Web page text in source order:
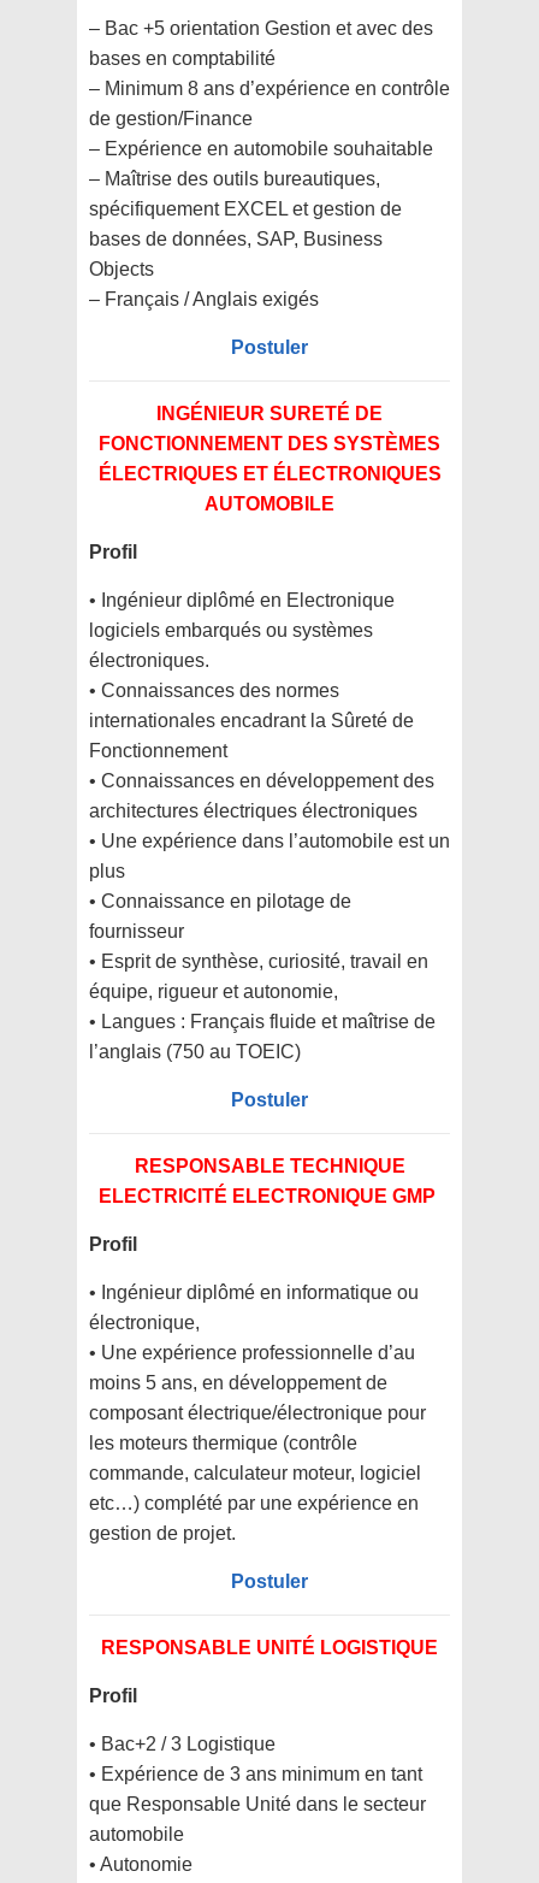
– Bac +5 orientation Gestion et avec des
bases en comptabilité
– Minimum 8 ans d’expérience en contrôle
de gestion/Finance
– Expérience en automobile souhaitable
– Maîtrise des outils bureautiques,
spécifiquement EXCEL et gestion de
bases de données, SAP, Business
Objects
– Français / Anglais exigés
Postuler
INGÉNIEUR SURETÉ DE
FONCTIONNEMENT DES SYSTÈMES
ÉLECTRIQUES ET ÉLECTRONIQUES
AUTOMOBILE
Profil
• Ingénieur diplômé en Electronique
logiciels embarqués ou systèmes
électroniques.
• Connaissances des normes
internationales encadrant la Sûreté de
Fonctionnement
• Connaissances en développement des
architectures électriques électroniques
• Une expérience dans l’automobile est un
plus
• Connaissance en pilotage de
fournisseur
• Esprit de synthèse, curiosité, travail en
équipe, rigueur et autonomie,
• Langues : Français fluide et maîtrise de
l’anglais (750 au TOEIC)
Postuler
RESPONSABLE TECHNIQUE
ELECTRICITÉ ELECTRONIQUE GMP
Profil
• Ingénieur diplômé en informatique ou
électronique,
• Une expérience professionnelle d’au
moins 5 ans, en développement de
composant électrique/électronique pour
les moteurs thermique (contrôle
commande, calculateur moteur, logiciel
etc…) complété par une expérience en
gestion de projet.
Postuler
RESPONSABLE UNITÉ LOGISTIQUE
Profil
• Bac+2 / 3 Logistique
• Expérience de 3 ans minimum en tant
que Responsable Unité dans le secteur
automobile
• Autonomie